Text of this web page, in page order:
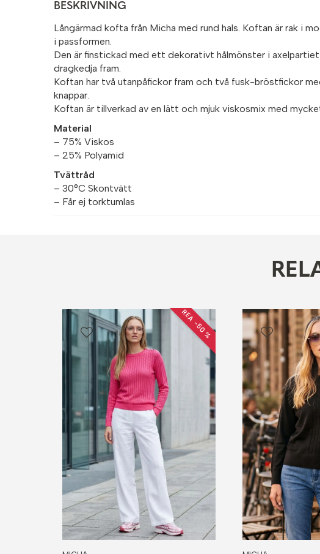
BESKRIVNING
Långärmad kofta från Micha med rund hals. Koftan är rak i
i passformen.
Den är finstickad med ett dekorativt hålmönster i
dragkedja fram.
Koftan har två utanpåfickor fram och två fusk-bröstfickor
knappar.
Koftan är tillverkad av en lätt och mjuk viskosmix med
Material
– 75% Viskos
– 25% Polyamid
Tvättråd
– 30°C Skontvätt
– Får ej torktumlas
REA −50 %